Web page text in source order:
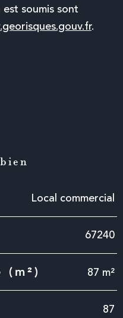
soumis sont
.
Local commercial
67240
87 m²
87